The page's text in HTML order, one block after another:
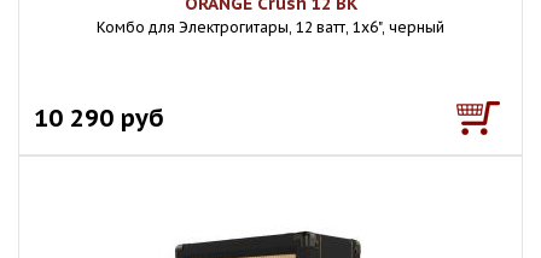
Комбо для Электрогитары, 12 ватт, 1х6", черный
10 290 руб